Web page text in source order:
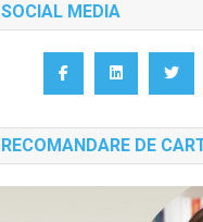
SOCIAL MEDIA
RECOMANDARE DE